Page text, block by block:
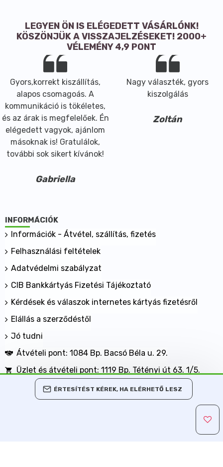
ÉRTESÍTÉST KÉREK, HA ELÉRHETŐ LESZ
… amelyből telített zsírsavak 0 g
Szénhidrát 30 g
… amelyből cukrok 28 g
0,3 g
LEGYEN ÖN IS ELÉGEDETT VÁSÁRLÓNK!
KÖSZÖNJÜK A VISSZAJELZÉSEKET! 2000+
VÉLEMÉNY 4,9 PONT
Gyors,korrekt kiszállítás,
alapos csomagoás. A
kommunikáció is tökéletes,
és az árak is megfelelőek. Én
elégedett vagyok, ajánlom
másoknak is! Gratulálok,
további sok sikert kívánok!
Gabriella
Nagy választék, gyors
kiszolgálás
Zoltán
INFORMÁCIÓK
Információk - Átvétel, szállítás, fizetés
Felhasználási feltételek
Adatvédelmi szabályzat
CIB Bankkártyás Fizetési Tájékoztató
Kérdések és válaszok internetes kártyás fizetésről
Elállás a szerződéstől
Jó tudni
Átvételi pont: 1084 Bp. Bacsó Béla u. 29.
Üzlet és átvételi pont: 1119 Bp. Tétényi út 63. 1/5.
BANKKÁRTYÁVAL IS FIZETHET NÁLUNK!
Árukereső.hu